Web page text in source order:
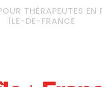
THÉRAPEUTES EN
ÎLE-DE-FRANCE